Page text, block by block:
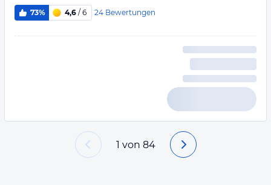
73% 4,6 / 6 24 Bewertungen
1 von 84